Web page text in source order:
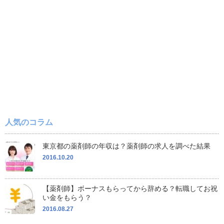
人気のコラム
東京都の薬剤師の年収は？薬剤師の求人を調べた結果
2016.10.20
【薬剤師】ボーナスもらってから辞める？転職してお祝
い金をもらう？
2016.08.27